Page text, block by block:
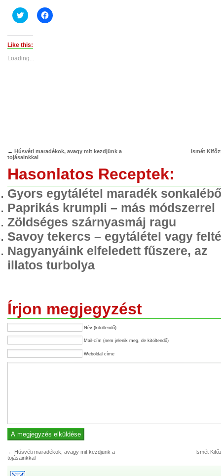
Click
to
(Opens
new
Click
to
Like this:
Loading...
← Húsvéti maradékok, avagy mit kezdjünk a
tojásainkkal
Ismét
Hasonlatos Receptek:
Gyors egytálétel maradék
Paprikás krumpli – más módszerrel
Zöldséges szárnyasmáj ragu
Savoy tekercs – egytálétel vagy
Nagyanyáink elfeledett fűszere, az
illatos turbolya
Írjon megjegyzést
Név (kitöltendő)
Mail-cím (nem jelenik meg, de kitöltendő)
Weboldal címe
← Húsvéti maradékok, avagy mit kezdjünk a
tojásainkkal
Ismét